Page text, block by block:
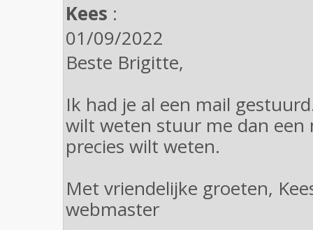
Kees :
01/09/2022
Beste Brigitte,
Ik had je al een mail
wilt weten stuur me dan een
precies wilt weten.
Met vriendelijke groeten,
webmaster